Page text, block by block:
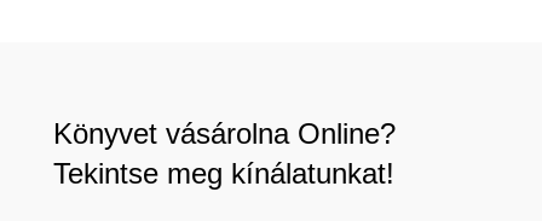
Könyvet vásárolna Online?
Tekintse meg kínálatunkat!